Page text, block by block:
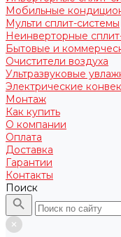
Мобильные
Мульти сплит-системы
Неинверторные
Бытовые и
Очистители воздуха
Ультразвуковые
Электрические
Монтаж
Как купить
О компании
Оплата
Доставка
Гарантии
Контакты
Поиск